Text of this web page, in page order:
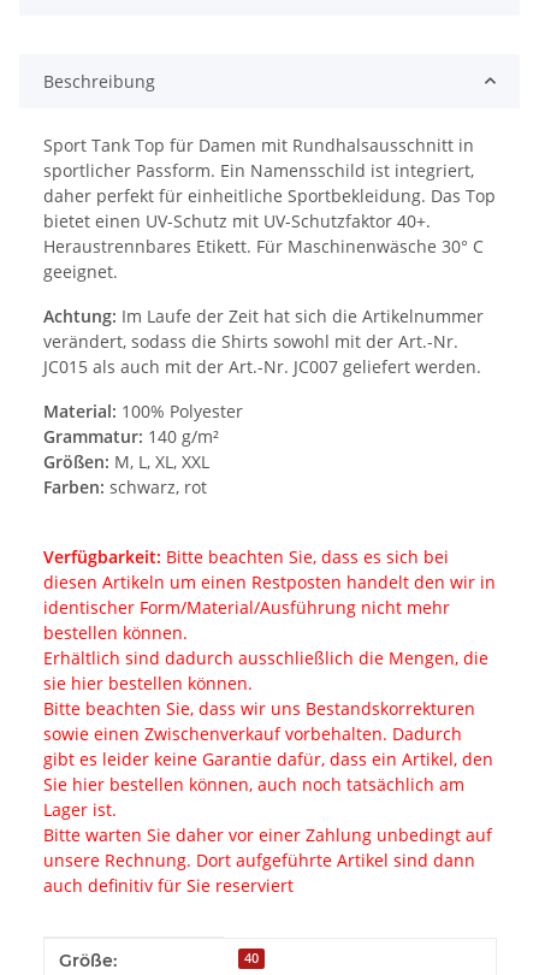
Beschreibung
Sport Tank Top für Damen mit Rundhalsausschnitt in
sportlicher Passform. Ein Namensschild ist integriert,
daher perfekt für einheitliche Sportbekleidung. Das Top
bietet einen UV-Schutz mit UV-Schutzfaktor 40+.
Heraustrennbares Etikett. Für Maschinenwäsche 30° C
geeignet.
Achtung: Im Laufe der Zeit hat sich die Artikelnummer
verändert, sodass die Shirts sowohl mit der Art.-Nr.
JC015 als auch mit der Art.-Nr. JC007 geliefert werden.
Material: 100% Polyester
Grammatur: 140 g/m²
Größen: M, L, XL, XXL
Farben: schwarz, rot
Verfügbarkeit: Bitte beachten Sie, dass es sich bei
diesen Artikeln um einen Restposten handelt den wir in
identischer Form/Material/Ausführung nicht mehr
bestellen können.
Erhältlich sind dadurch ausschließlich die Mengen, die
sie hier bestellen können.
Bitte beachten Sie, dass wir uns Bestandskorrekturen
sowie einen Zwischenverkauf vorbehalten. Dadurch
gibt es leider keine Garantie dafür, dass ein Artikel, den
Sie hier bestellen können, auch noch tatsächlich am
Lager ist.
Bitte warten Sie daher vor einer Zahlung unbedingt auf
unsere Rechnung. Dort aufgeführte Artikel sind dann
auch definitiv für Sie reserviert
Produkteigenschaft
Wert
Größe: 40